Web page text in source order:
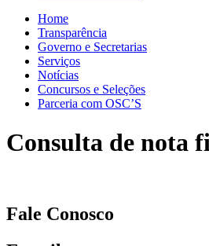
Home
Transparência
Governo e Secretarias
Serviços
Notícias
Concursos e Seleções
Parceria com OSC’S
Consulta de nota
Fale Conosco